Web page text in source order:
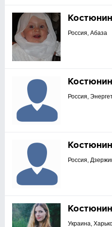
Россия, Абаза
Россия,
Россия,
Украина,